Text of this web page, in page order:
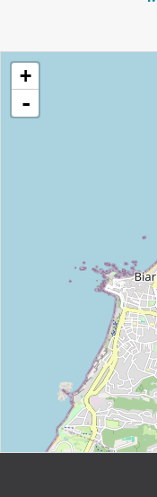
turística
visitas
se encuentra a
Rouge lo
Si desea
algunas
horarios y
Txik Txak.
Taxi: Los
Se tarda
la estación
+
-